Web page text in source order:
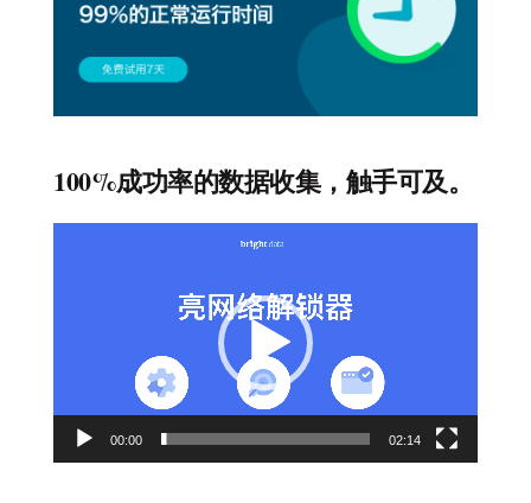
100%成功率的数据收集，触手可及。
00:00 02:14